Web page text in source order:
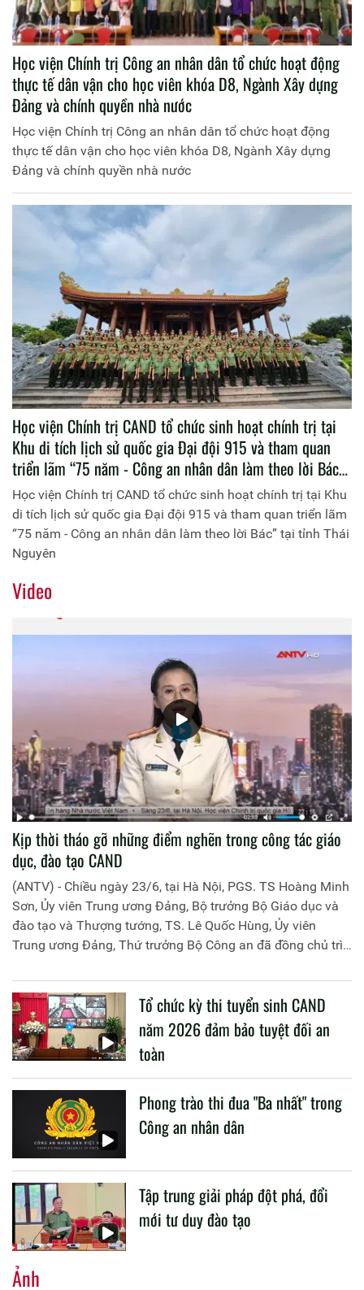
Học viện Chính trị Công an nhân dân tổ chức hoạt động
thực tế dân vận cho học viên khóa D8, Ngành Xây dựng
Đảng và chính quyền nhà nước
Học viện Chính trị Công an nhân dân tổ chức hoạt động
thực tế dân vận cho học viên khóa D8, Ngành Xây dựng
Đảng và chính quyền nhà nước
Học viện Chính trị CAND tổ chức sinh hoạt chính trị tại
Khu di tích lịch sử quốc gia Đại đội 915 và tham quan
triển lãm “75 năm - Công an nhân dân làm theo lời Bác”
tại tỉnh Thái Nguyên
Học viện Chính trị CAND tổ chức sinh hoạt chính trị tại Khu
di tích lịch sử quốc gia Đại đội 915 và tham quan triển lãm
“75 năm - Công an nhân dân làm theo lời Bác” tại tỉnh Thái
Nguyên
Video
Kịp thời tháo gỡ những điểm nghẽn trong công tác giáo
dục, đào tạo CAND
(ANTV) - Chiều ngày 23/6, tại Hà Nội, PGS. TS Hoàng Minh
Sơn, Ủy viên Trung ương Đảng, Bộ trưởng Bộ Giáo dục và
đào tạo và Thượng tướng, TS. Lê Quốc Hùng, Ủy viên
Trung ương Đảng, Thứ trưởng Bộ Công an đã đồng chủ trì
liên quan đến công tác giáo dục và đào tạo của lực lượng
CAND.
Tổ chức kỳ thi tuyển sinh CAND
năm 2026 đảm bảo tuyệt đối an
toàn
Phong trào thi đua "Ba nhất" trong
Công an nhân dân
Tập trung giải pháp đột phá, đổi
mới tư duy đào tạo
Ảnh